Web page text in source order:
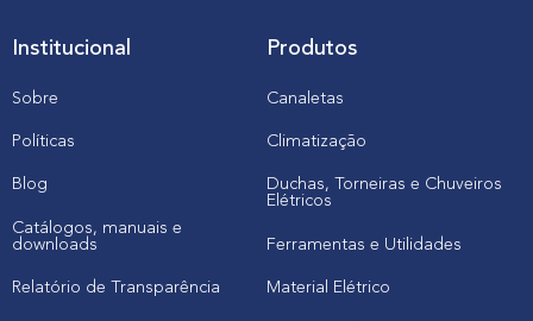
Institucional
Sobre
Políticas
Blog
Catálogos, manuais e
downloads
Relatório de Transparência
Produtos
Canaletas
Climatização
Duchas, Torneiras e Chuveiros
Elétricos
Ferramentas e Utilidades
Material Elétrico